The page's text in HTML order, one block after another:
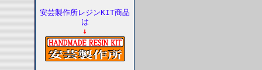
安芸製作所レジンKIT商品
は
↓